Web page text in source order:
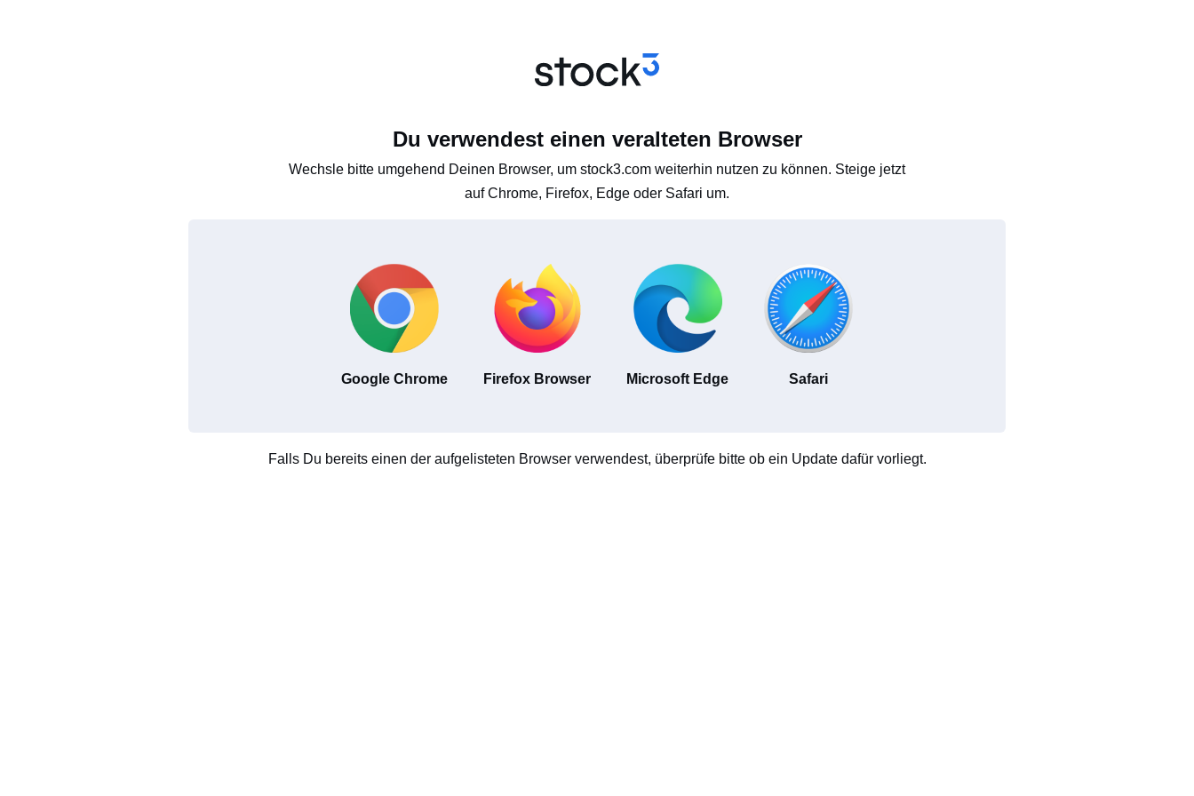
Du verwendest einen veralteten Browser
Wechsle bitte umgehend Deinen Browser, um stock3.com weiterhin nutzen zu können. Steige jetzt
auf Chrome, Firefox, Edge oder Safari um.
Google Chrome Firefox Browser Microsoft Edge Safari
Falls Du bereits einen der aufgelisteten Browser verwendest, überprüfe bitte ob ein Update dafür vorliegt.